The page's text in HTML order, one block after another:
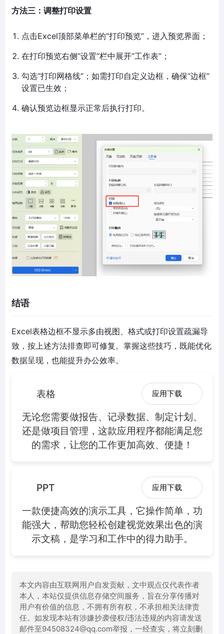
方法三：调整打印设置
点击Excel顶部菜单栏的“打印预览”，进入预览界面；
在打印预览右侧“设置”栏中展开“工作表”；
勾选“打印网格线”；如需打印自定义边框，确保“边框”
设置已生效；
确认预览边框显示正常后执行打印。
结语
Excel表格边框不显示多由视图、格式或打印设置疏漏导
致，按上述方法排查即可修复。掌握这些技巧，既能优化
数据呈现，也能提升办公效率。
表格 应用下载
无论您需要做报告、记录数据、制定计划、
还是做项目管理，这款应用程序都能满足您
的需求，让您的工作更加高效、便捷！
PPT 应用下载
一款便捷高效的演示工具，它操作简单，功
能强大，帮助您轻松创建视觉效果出色的演
示文稿，是学习和工作中的得力助手。
本文内容由互联网用户自发贡献，文中观点仅代表作者
本人，本站仅提供信息存储空间服务，旨在分享传播对
用户有价值的信息，不拥有所有权，不承担相关法律责
任。如发现本站有涉嫌抄袭侵权/违法违规的内容请发送
邮件至94508324@qq.com举报，一经查实，将立刻删